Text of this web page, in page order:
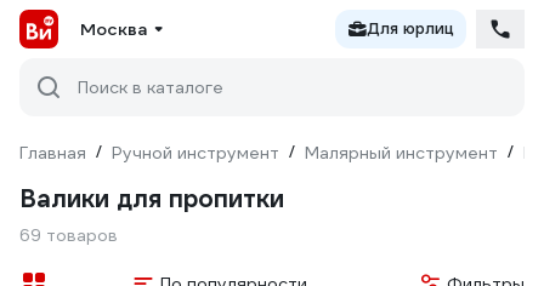
Москва Для юрлиц
Поиск в каталоге
Главная / Ручной инструмент / Малярный инструмент /
Валики для пропитки
69 товаров